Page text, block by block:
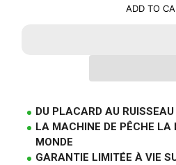
ADD TO
DU PLACARD AU
LA MACHINE DE PÊCHE LA
MONDE
GARANTIE LIMITÉE À VIE